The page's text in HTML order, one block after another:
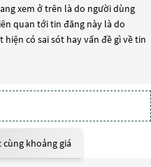
xem ở trên là do người dùng
quan tới tin đăng này là do
có sai sót hay vấn đề gì về tin
cùng khoảng giá